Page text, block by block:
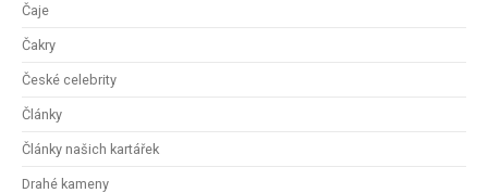
Čaje
Čakry
České celebrity
Články
Články našich kartářek
Drahé kameny